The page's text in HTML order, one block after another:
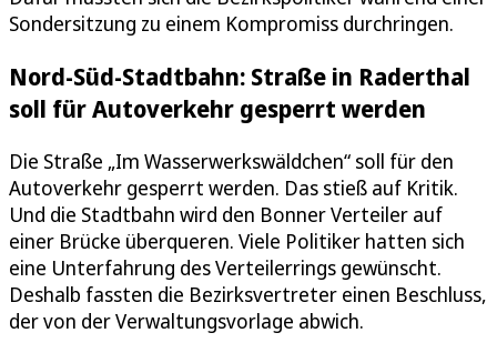
Sondersitzung zu einem Kompromiss durchringen.
Nord-Süd-Stadtbahn: Straße in Raderthal
soll für Autoverkehr gesperrt werden
Die Straße „Im Wasserwerkswäldchen“ soll für den
Autoverkehr gesperrt werden. Das stieß auf Kritik.
Und die Stadtbahn wird den Bonner Verteiler auf
einer Brücke überqueren. Viele Politiker hatten sich
eine Unterfahrung des Verteilerrings gewünscht.
Deshalb fassten die Bezirksvertreter einen Beschluss,
der von der Verwaltungsvorlage abwich.